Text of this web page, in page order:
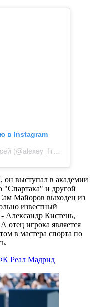
в Instagram
выступал в академии
"Спартака" и другой
Майоров выходец из
известный
Александр Кистень,
игрока является
в мастера спорта по
Реал Мадрид